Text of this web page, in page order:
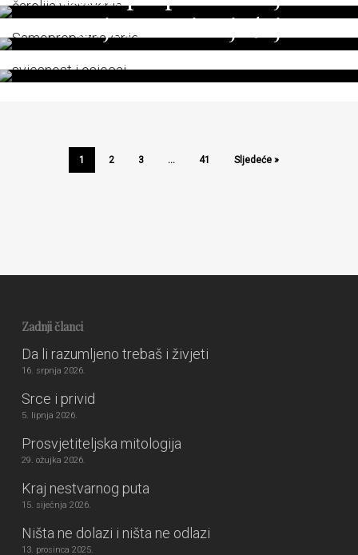
Svjesnost i osjećaj
1 2 3 … 41 Sljedeće »
Zadnji članci
Da li razumljeno trebaš i živjeti
16. srpnja 2026.
Srce i privid
5. lipnja 2026.
Prosvjetiteljska mitologija
29. ožujka 2026.
Kraj nestvarnog puta
15. siječnja 2026.
Ništa ne dolazi i ništa ne odlazi
13. prosinca 2025.